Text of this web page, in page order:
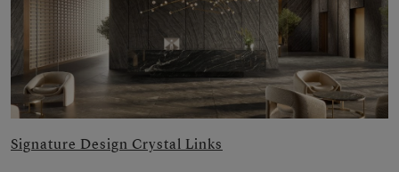
Signature Design Crystal Links